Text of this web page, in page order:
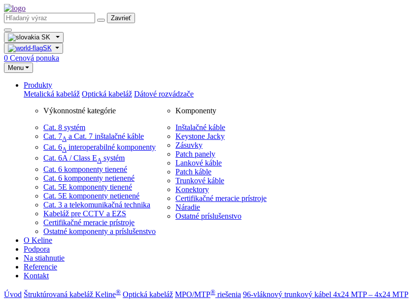
Zavrieť
SK
SK
0 Cenová ponuka
Menu
Produkty
Metalická kabeláž Optická kabeláž Dátové rozvádzače
Výkonnostné kategórie
Cat. 8 systém
Cat. 7A ​ a Cat. 7 inštalačné káble
Cat. 6A interoperabilné komponenty
Cat. 6A / Class EA systém
Cat. 6 komponenty tienené
Cat. 6 komponenty netienené
Cat. 5E komponenty tienené
Cat. 5E komponenty netienené
Cat. 3 a telekomunikačná technika
Kabeláž pre CCTV a EZS
Certifikačné meracie prístroje
Ostatné komponenty a príslušenstvo
Komponenty
Inštalačné káble
Keystone Jacky
Zásuvky
Patch panely
Lankové káble
Patch káble
Trunkové káble
Konektory
Certifikačné meracie prístroje
Náradie
Ostatné príslušenstvo
O Keline
Podpora
Na stiahnutie
Referencie
Kontakt
Úvod Štruktúrovaná kabeláž Keline® Optická kabeláž MPO/MTP® ​ riešenia 96-vláknový trunkový kábel 4x24 MTP – 4x24 MTP